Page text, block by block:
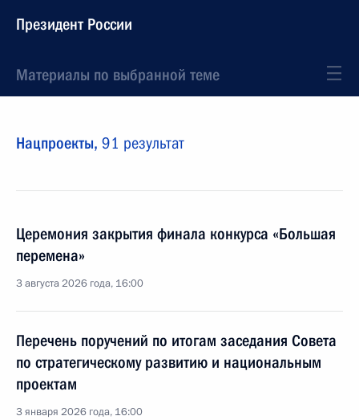
Президент России
Материалы по выбранной теме
Нацпроекты, 91 результат
Церемония закрытия финала конкурса «Большая
перемена»
3 августа 2026 года, 16:00
Перечень поручений по итогам заседания Совета
по стратегическому развитию и национальным
проектам
3 января 2026 года, 16:00